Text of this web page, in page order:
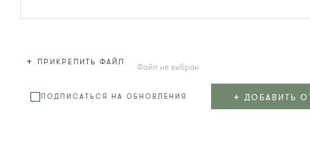
+ ПРИКРЕПИТЬ ФАЙЛ Файл не выбран
ПОДПИСАТЬСЯ НА ОБНОВЛЕНИЯ + ДОБАВИТЬ